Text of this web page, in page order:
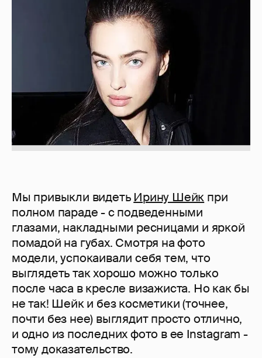
Мы привыкли видеть Ирину Шейк при
полном параде - с подведенными
глазами, накладными ресницами и яркой
помадой на губах. Смотря на фото
модели, успокаивали себя тем, что
выглядеть так хорошо можно только
после часа в кресле визажиста. Но как бы
не так! Шейк и без косметики (точнее,
почти без нее) выглядит просто отлично,
и одно из последних фото в ее Instagram -
тому доказательство.